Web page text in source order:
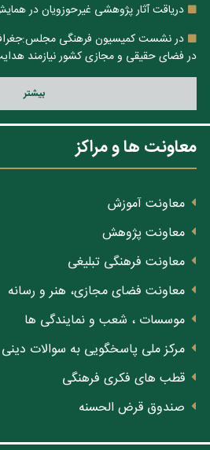
دریاقت آثار پژوهشی غیرحوزویان در
در نشست کمیسیون فرهنگی
در فضای حقیقی و مجازی کشور نیازمند
بيشتر
معاونت ها و مراکز
معاونت آموزش
معاونت پژوهش
معاونت فرهنگی تبلیغی
معاونت فضای مجازی، هنر و رسانه
موسسات ، شعب و نمایندگی ها
مرکز ملی پاسخگویی به سوالات دینی
قطب های فکری فرهنگی
صندوق قرض الحسنه